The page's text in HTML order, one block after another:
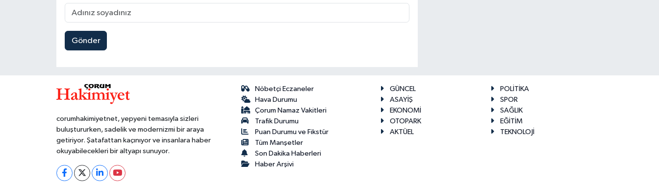
Gönder
corumhakimiyetnet, yepyeni temasıyla sizleri
buluştururken, sadelik ve modernizmi bir araya
getiriyor. Şatafattan kaçınıyor ve insanlara haber
okuyabilecekleri bir altyapı sunuyor.
Nöbetçi Eczaneler
Hava Durumu
Çorum Namaz Vakitleri
Trafik Durumu
Puan Durumu ve Fikstür
Tüm Manşetler
Son Dakika Haberleri
Haber Arşivi
GÜNCEL
POLİTİKA
ASAYİŞ
SPOR
EKONOMİ
SAĞLIK
OTOPARK
EĞİTİM
AKTÜEL
TEKNOLOJİ